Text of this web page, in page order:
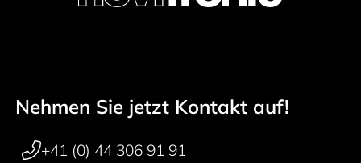
Footer navigation
Nehmen Sie jetzt Kontakt auf!
+41 (0) 44 306 91 91